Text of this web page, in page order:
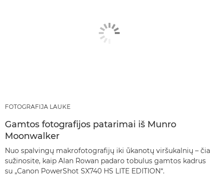
FOTOGRAFIJA LAUKE
Gamtos fotografijos patarimai iš Munro
Moonwalker
Nuo spalvingų makrofotografijų iki ūkanotų viršukalnių – čia
sužinosite, kaip Alan Rowan padaro tobulus gamtos kadrus
su „Canon PowerShot SX740 HS LITE EDITION“.